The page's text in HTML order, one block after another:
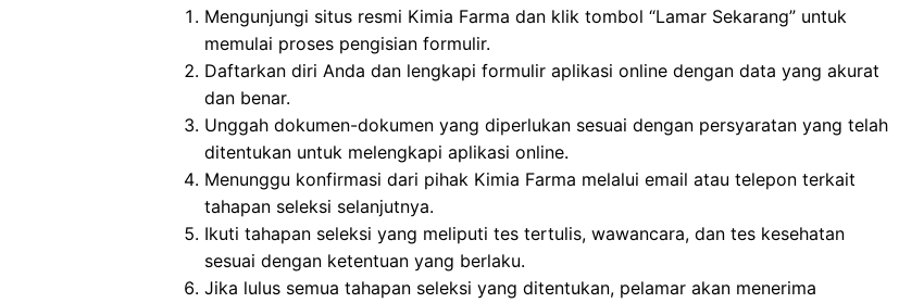
Mengunjungi situs resmi Kimia Farma dan klik tombol “Lamar Sekarang” untuk
memulai proses pengisian formulir.
Daftarkan diri Anda dan lengkapi formulir aplikasi online dengan data yang akurat
dan benar.
Unggah dokumen-dokumen yang diperlukan sesuai dengan persyaratan yang telah
ditentukan untuk melengkapi aplikasi online.
Menunggu konfirmasi dari pihak Kimia Farma melalui email atau telepon terkait
tahapan seleksi selanjutnya.
Ikuti tahapan seleksi yang meliputi tes tertulis, wawancara, dan tes kesehatan
sesuai dengan ketentuan yang berlaku.
Jika lulus semua tahapan seleksi yang ditentukan, pelamar akan menerima